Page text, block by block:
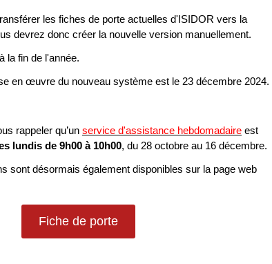
les fiches de porte actuelles d'ISIDOR vers la
devrez donc créer la nouvelle version manuellement.
la fin de l'année.
en œuvre du nouveau système est le 23 décembre 2024.
rappeler qu’un service d'assistance hebdomadaire est
lundis de 9h00 à 10h00, du 28 octobre au 16 décembre.
sont désormais également disponibles sur la page web
Fiche de porte